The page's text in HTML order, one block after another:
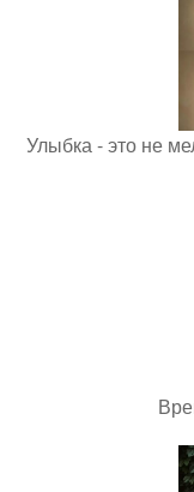
Улыбка - это не